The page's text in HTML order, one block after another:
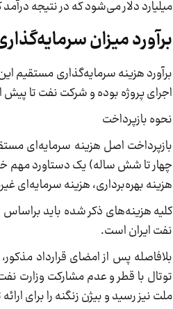
میلیارد دلار می‌شود که در نتیجه درآمد کشور از اجرای این طرح جمعا
برآورد میزان
اجرای پروژه بوده و شرکت نفت تا پیش
نحوه بازپرداخت
چهار تا شش ساله) یک دستاورد مهم
هزینه بهره‌برداری، هزینه
کلیه هزینه‌های ذکر شده باید براساس
نفت ایران است.
بلافاصله پس از امضای قرارداد
ملت نیز رسید و بیژن زنگنه را برای